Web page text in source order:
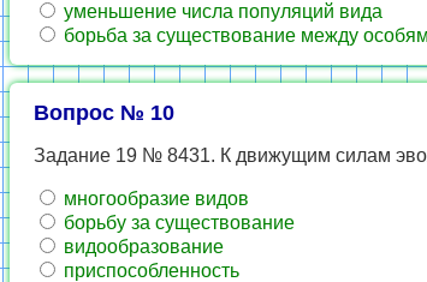
уменьшение числа популяций вида
борьба за существование между
Вопрос № 10
Задание 19 № 8431. К движущим силам
многообразие видов
борьбу за существование
видообразование
приспособленность